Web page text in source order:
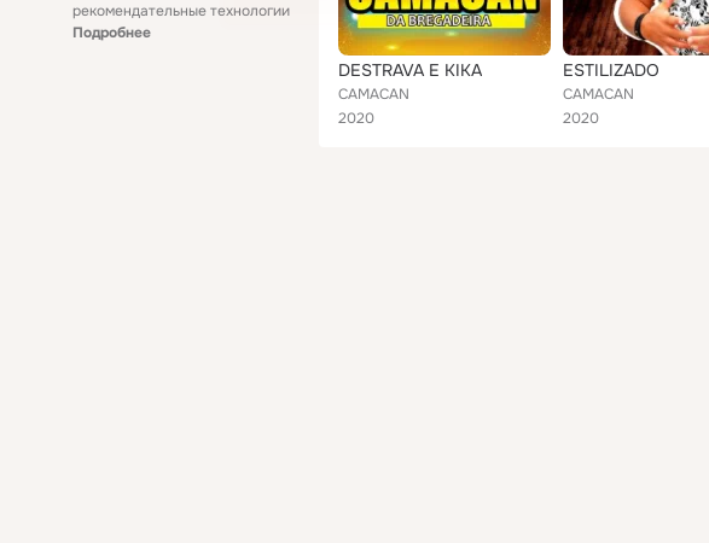
рекомендательные технологии
Подробнее
DESTRAVA E KIKA
CAMACAN
2020
ESTILIZADO
CAMACAN
2020